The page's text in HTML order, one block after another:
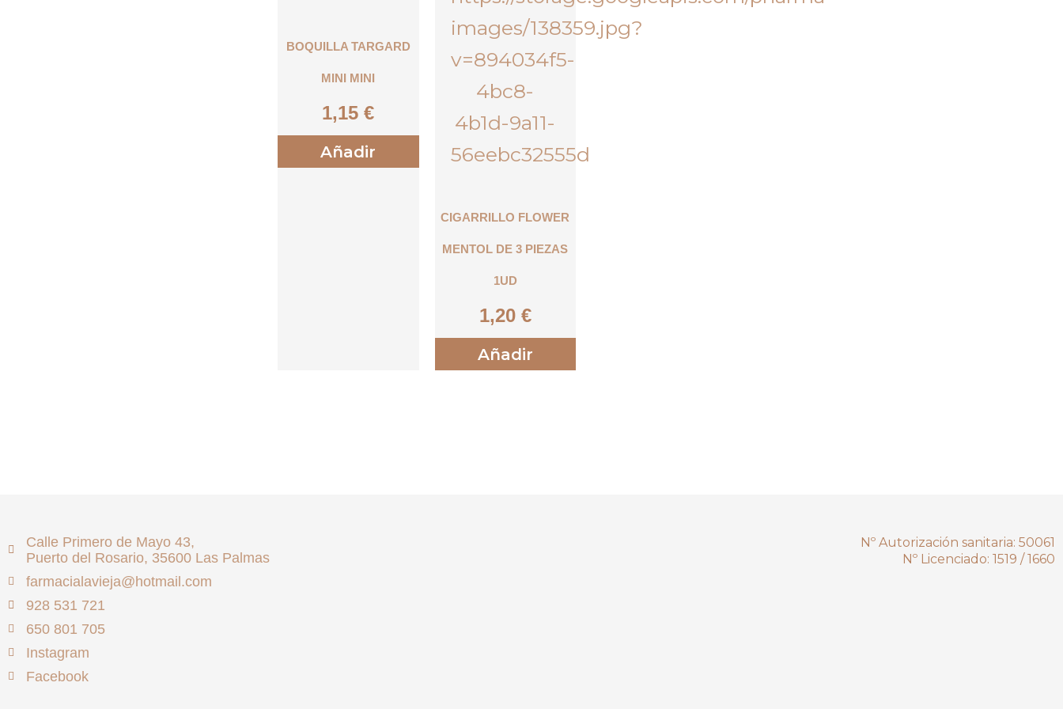
BOQUILLA TARGARD
MINI MINI
1,15€
Añadir
CIGARRILLO FLOWER
MENTOL DE 3 PIEZAS
1UD
1,20 €
Añadir
Calle Primero de Mayo 43,
Puerto del Rosario, 35600 Las Palmas
farmacialavieja@hotmail.com
928 531 721
650 801 705
Instagram
Facebook
Nº Autorización sanitaria: 50061
Nº Licenciado: 1519 / 1660